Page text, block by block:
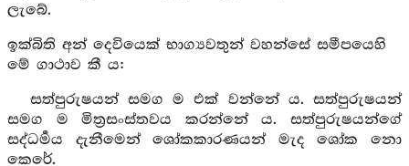
ලැබේ.
ඉක්බිති අන් දෙවියෙක් භාග්‍යවතුන් වහන්සේ සමීපයෙහි
මේ ගාථාව කී ය:
සත්පුරුෂයන් සමග ම එක් වන්නේ ය. සත්පුරුෂයන්
සමග ම මිත්‍රසංස්තවය කරන්නේ ය. සත්පුරුෂයන්ගේ
සද්ධර්‍මය දැනීමෙන් ශෝකකාරණයන් මැද ශෝක නො
කෙරේ.